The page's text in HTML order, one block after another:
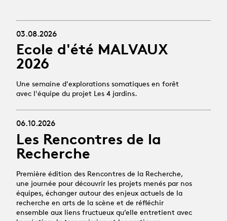
03.08.2026
Ecole d'été MALVAUX
2026
Une semaine d'explorations somatiques en forêt
avec l'équipe du projet Les 4 jardins.
06.10.2026
Les Rencontres de la
Recherche
Première édition des Rencontres de la Recherche,
une journée pour découvrir les projets menés par nos
équipes, échanger autour des enjeux actuels de la
recherche en arts de la scène et de réfléchir
ensemble aux liens fructueux qu’elle entretient avec